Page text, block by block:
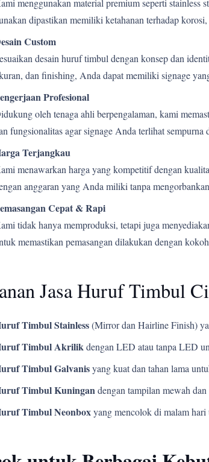
dipastikan memiliki ketahanan terhadap
Custom
desain huruf timbul dengan konsep dan
dan finishing, Anda dapat memiliki signage
Profesional
oleh tenaga ahli berpengalaman, kami
fungsionalitas agar signage Anda terlihat sempurna
Terjangkau
menawarkan harga yang kompetitif dengan
anggaran yang Anda miliki tanpa
Cepat & Rapi
tidak hanya memproduksi, tetapi juga
memastikan pemasangan dilakukan dengan
Jasa Huruf Timbul
Timbul Stainless(Mirror dan Hairline Finish)
Timbul Akrilikdengan LED atau tanpa LED
Timbul Galvanisyang kuat dan tahan lama
Timbul Kuningandengan tampilan mewah dan
Timbul Neonboxyang mencolok di malam